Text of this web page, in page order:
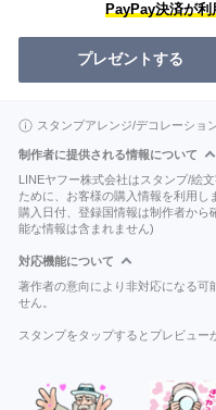
PayPay決済が利
プレゼントする
スタンプアレンジ/デコレーショ
制作者に提供される情報について
LINEヤフー株式会社はスタンプ/絵
ために、お客様の購入情報を利用し
購入日付、登録国情報は制作者か
能な情報は含まれません)
対応機能について
著作者の意向により非対応になる可
せん。
スタンプをタップするとプレビュー